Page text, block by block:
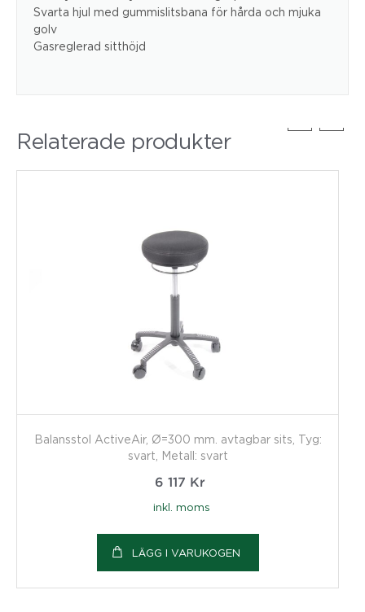
Svarta hjul med gummislitsbana för hårda och mjuka
golv
Gasreglerad sitthöjd
Relaterade produkter
Balansstol ActiveAir, Ø=300 mm. avtagbar sits, Tyg:
svart, Metall: svart
6 117 Kr
inkl. moms
LÄGG I VARUKOGEN